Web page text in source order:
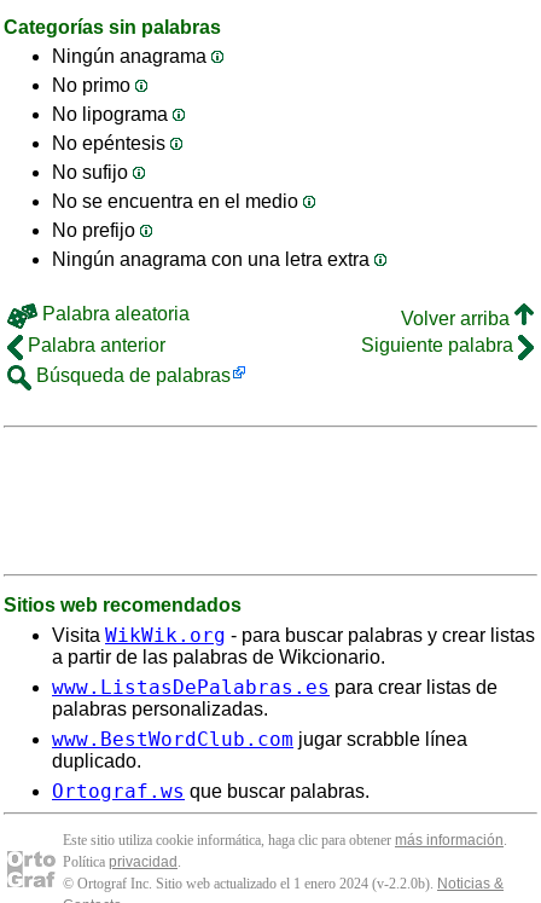
Categorías sin palabras
Ningún anagrama
No primo
No lipograma
No epéntesis
No sufijo
No se encuentra en el medio
No prefijo
Ningún anagrama con una letra extra
Palabra aleatoria
Volver arriba
Palabra anterior
Siguiente palabra
Búsqueda de palabras
Sitios web recomendados
Visita WikWik.org - para buscar palabras y crear listas
a partir de las palabras de Wikcionario.
www.ListasDePalabras.es para crear listas de
palabras personalizadas.
www.BestWordClub.com jugar scrabble línea
duplicado.
Ortograf.ws que buscar palabras.
Este sitio utiliza cookie informática, haga clic para obtener más información.
Política privacidad .
© Ortograf Inc. Sitio web actualizado el 1 enero 2024 (v-2.2.0b). Noticias &